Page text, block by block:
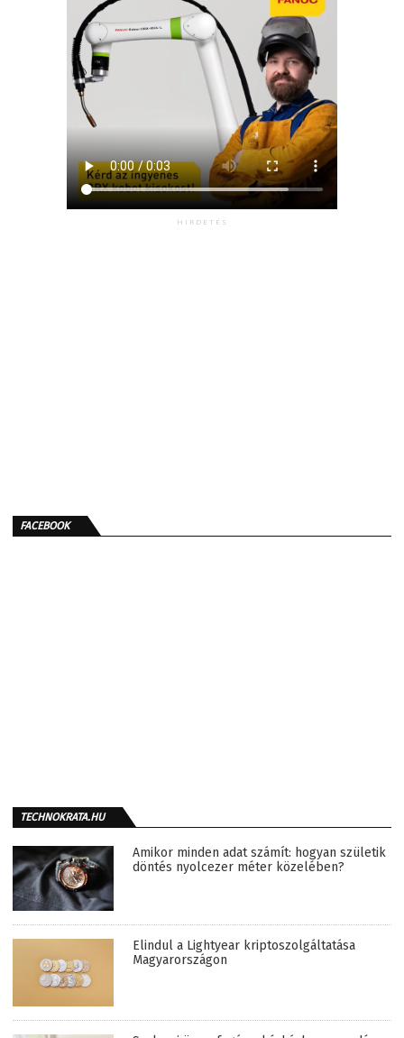
HIRDETÉS
FACEBOOK
TECHNOKRATA.HU
Amikor minden adat számít: hogyan születik
döntés nyolcezer méter közelében?
Elindul a Lightyear kriptoszolgáltatása
Magyarországon